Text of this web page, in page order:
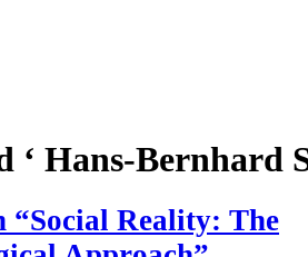
‘ Hans-Bernhard
“Social Reality: The